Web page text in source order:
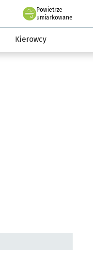
Powietrze
we Wrocławiu
umiarkowane
Kierowcy